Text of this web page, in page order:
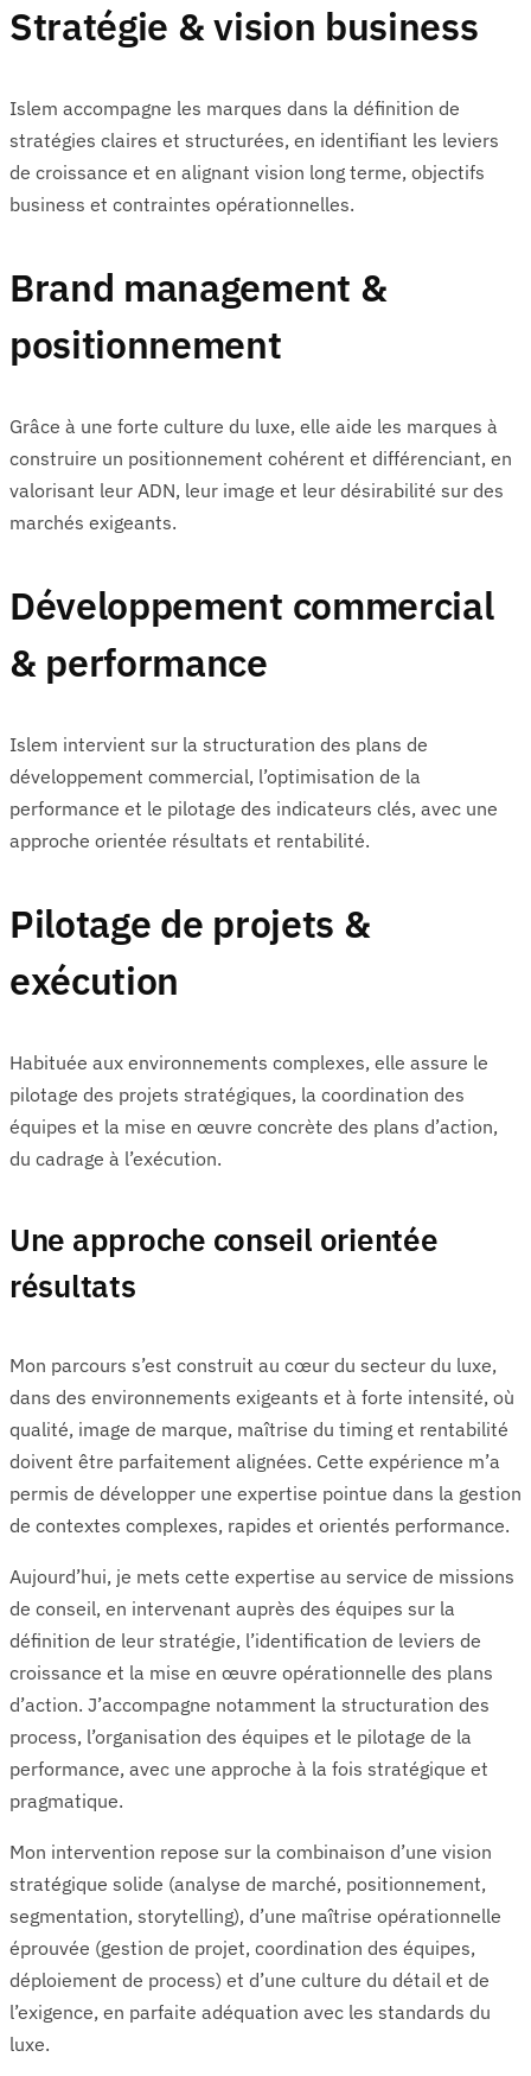
Stratégie & vision business
Islem accompagne les marques dans la définition de
stratégies claires et structurées, en identifiant les leviers
de croissance et en alignant vision long terme, objectifs
business et contraintes opérationnelles.
Brand management &
positionnement
Grâce à une forte culture du luxe, elle aide les marques à
construire un positionnement cohérent et différenciant, en
valorisant leur ADN, leur image et leur désirabilité sur des
marchés exigeants.
Développement commercial
& performance
Islem intervient sur la structuration des plans de
développement commercial, l’optimisation de la
performance et le pilotage des indicateurs clés, avec une
approche orientée résultats et rentabilité.
Pilotage de projets &
exécution
Habituée aux environnements complexes, elle assure le
pilotage des projets stratégiques, la coordination des
équipes et la mise en œuvre concrète des plans d’action,
du cadrage à l’exécution.
Une approche conseil orientée
résultats
Mon parcours s’est construit au cœur du secteur du luxe,
dans des environnements exigeants et à forte intensité, où
qualité, image de marque, maîtrise du timing et rentabilité
doivent être parfaitement alignées. Cette expérience m’a
permis de développer une expertise pointue dans la gestion
de contextes complexes, rapides et orientés performance.
Aujourd’hui, je mets cette expertise au service de missions
de conseil, en intervenant auprès des équipes sur la
définition de leur stratégie, l’identification de leviers de
croissance et la mise en œuvre opérationnelle des plans
d’action. J’accompagne notamment la structuration des
process, l’organisation des équipes et le pilotage de la
performance, avec une approche à la fois stratégique et
pragmatique.
Mon intervention repose sur la combinaison d’une vision
stratégique solide (analyse de marché, positionnement,
segmentation, storytelling), d’une maîtrise opérationnelle
éprouvée (gestion de projet, coordination des équipes,
déploiement de process) et d’une culture du détail et de
l’exigence, en parfaite adéquation avec les standards du
luxe.